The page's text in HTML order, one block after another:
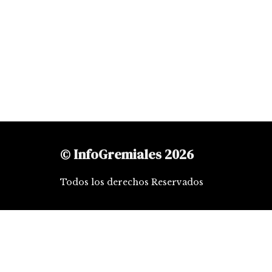
© InfoGremiales 2026
Todos los derechos Reservados